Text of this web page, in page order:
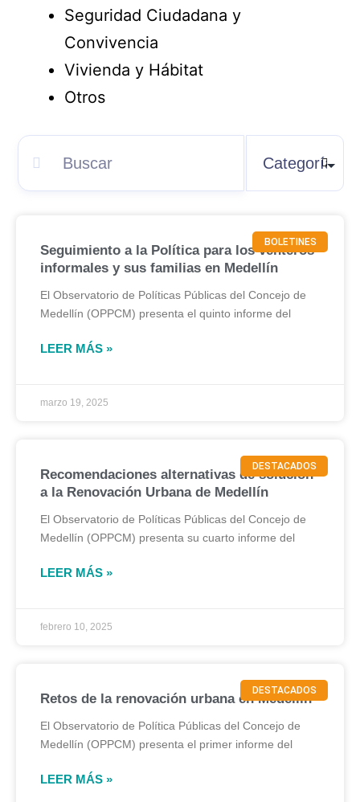
Seguridad Ciudadana y
Convivencia
Vivienda y Hábitat
Otros
BOLETINES
Seguimiento a la Política para los venteros
informales y sus familias en Medellín
El Observatorio de Políticas Públicas del Concejo de
Medellín (OPPCM) presenta el quinto informe del
LEER MÁS »
marzo 19, 2025
DESTACADOS
Recomendaciones alternativas de solución
a la Renovación Urbana de Medellín
El Observatorio de Políticas Públicas del Concejo de
Medellín (OPPCM) presenta su cuarto informe del
LEER MÁS »
febrero 10, 2025
DESTACADOS
Retos de la renovación urbana en Medellín
El Observatorio de Política Públicas del Concejo de
Medellín (OPPCM) presenta el primer informe del
LEER MÁS »